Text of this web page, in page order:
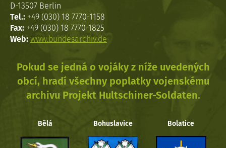
D-13507 Berlin
Tel.: +49 (030) 18 7770-1158
Fax: +49 (030) 18 7770-1825
Web: www.bundesarchiv.de
Pokud se jedná o vojáky z níže uvedených
obcí, hradí všechny poplatky vojenskému
archivu Projekt Hultschiner-Soldaten.
Bělá Bohuslavice Bolatice